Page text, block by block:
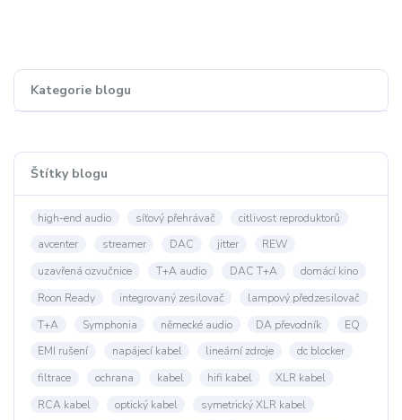
Kategorie blogu
Štítky blogu
high-end audio síťový přehrávač
citlivost reproduktorů
avcenter
streamer DAC jitter
REW
uzavřená ozvučnice
T+A audio DAC T+A
domácí kino
Roon Ready
integrovaný zesilovač
lampový předzesilovač
T+A
Symphonia německé audio DA převodník
EQ
EMI rušení
napájecí kabel lineární zdroje
dc blocker
filtrace
ochrana kabel hifi kabel
XLR kabel
RCA kabel
optický kabel
symetrický XLR kabel